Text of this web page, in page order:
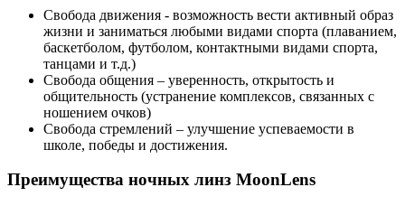
Свобода движения - возможность вести активный образ
жизни и заниматься любыми видами спорта (плаванием,
баскетболом, футболом, контактными видами спорта,
танцами и т.д.)
Свобода общения – уверенность, открытость и
общительность (устранение комплексов, связанных с
ношением очков)
Свобода стремлений – улучшение успеваемости в
школе, победы и достижения.
Преимущества ночных линз MoonLens